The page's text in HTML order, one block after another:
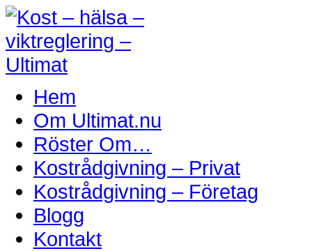
Hem
Om Ultimat.nu
Röster Om…
Kostrådgivning – Privat
Kostrådgivning – Företag
Blogg
Kontakt